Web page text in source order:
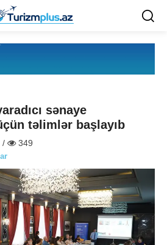
sənaye
təlimlər başlayıb
/ 349